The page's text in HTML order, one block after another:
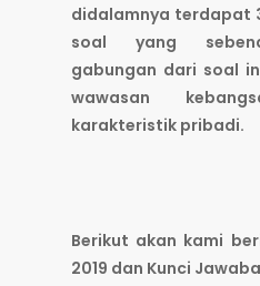
didalamnya terdapat
soal yang
gabungan dari soal
wawasan
karakteristik pribadi.
Berikut akan kami
2019 dan Kunci